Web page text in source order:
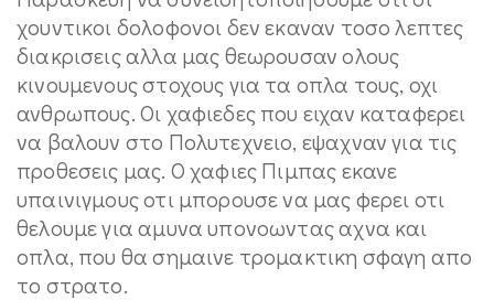
χουντικοι δολοφονοι δεν εκαναν τοσο λεπτες
διακρισεις αλλα μας θεωρουσαν ολους
κινουμενους στοχους για τα οπλα τους, οχι
ανθρωπους. Οι χαφιεδες που ειχαν καταφερει
να βαλουν στο Πολυτεχνειο, εψαχναν για τις
προθεσεις μας. Ο χαφιες Πιμπας εκανε
υπαινιγμους οτι μπορουσε να μας φερει οτι
θελουμε για αμυνα υπονοωντας αχνα και
οπλα, που θα σημαινε τρομακτικη σφαγη απο
το στρατο.